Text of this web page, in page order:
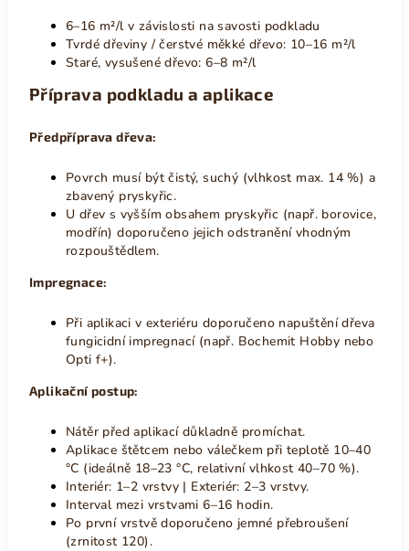
6–16 m²/l v závislosti na savosti podkladu
Tvrdé dřeviny / čerstvé měkké dřevo: 10–16 m²/l
Staré, vysušené dřevo: 6–8 m²/l
Příprava podkladu a aplikace
Předpříprava dřeva:
Povrch musí být čistý, suchý (vlhkost max. 14 %) a
zbavený pryskyřic.
U dřev s vyšším obsahem pryskyřic (např. borovice,
modřín) doporučeno jejich odstranění vhodným
rozpouštědlem.
Impregnace:
Při aplikaci v exteriéru doporučeno napuštění dřeva
fungicidní impregnací (např. Bochemit Hobby nebo
Opti f+).
Aplikační postup:
Nátěr před aplikací důkladně promíchat.
Aplikace štětcem nebo válečkem při teplotě 10–40
°C (ideálně 18–23 °C, relativní vlhkost 40–70 %).
Interiér: 1–2 vrstvy | Exteriér: 2–3 vrstvy.
Interval mezi vrstvami 6–16 hodin.
Po první vrstvě doporučeno jemné přebroušení
(zrnitost 120).